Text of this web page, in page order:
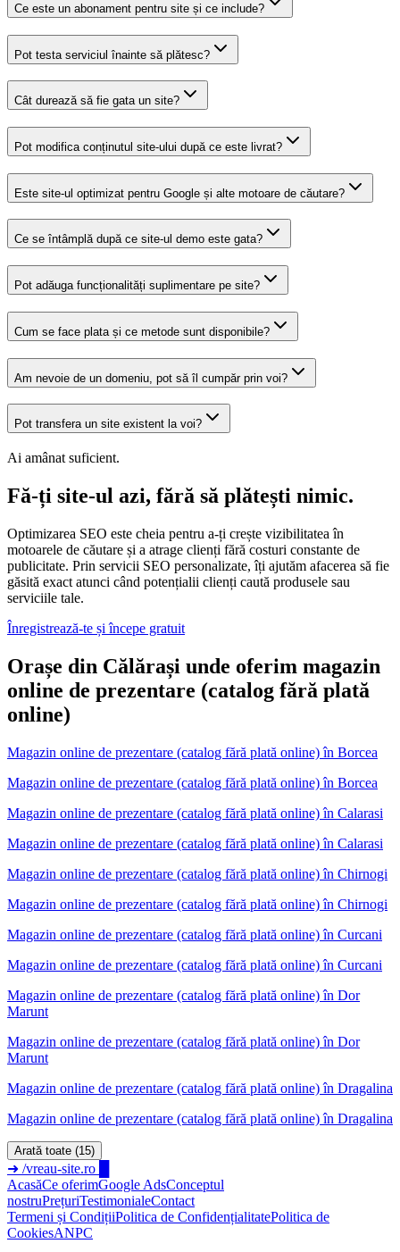
Ce este un abonament pentru site și ce include?
Pot testa serviciul înainte să plătesc?
Cât durează să fie gata un site?
Pot modifica conținutul site-ului după ce este livrat?
Este site-ul optimizat pentru Google și alte motoare de căutare?
Ce se întâmplă după ce site-ul demo este gata?
Pot adăuga funcționalități suplimentare pe site?
Cum se face plata și ce metode sunt disponibile?
Am nevoie de un domeniu, pot să îl cumpăr prin voi?
Pot transfera un site existent la voi?
Ai amânat suficient.
Fă-ți site-ul azi, fără să plătești nimic.
Optimizarea SEO este cheia pentru a-ți crește vizibilitatea în
motoarele de căutare și a atrage clienți fără costuri constante de
publicitate. Prin servicii SEO personalizate, îți ajutăm afacerea să fie
găsită exact atunci când potențialii clienți caută produsele sau
serviciile tale.
Înregistrează-te și începe gratuit
Orașe din Călărași unde oferim magazin
online de prezentare (catalog fără plată
online)
Magazin online de prezentare (catalog fără plată online)în Borcea
Magazin online de prezentare (catalog fără plată online) în Borcea
Magazin online de prezentare (catalog fără plată online)în Calarasi
Magazin online de prezentare (catalog fără plată online) în Calarasi
Magazin online de prezentare (catalog fără plată online)în Chirnogi
Magazin online de prezentare (catalog fără plată online) în Chirnogi
Magazin online de prezentare (catalog fără plată online)în Curcani
Magazin online de prezentare (catalog fără plată online) în Curcani
Magazin online de prezentare (catalog fără plată online)în Dor
Marunt
Magazin online de prezentare (catalog fără plată online) în Dor
Marunt
Magazin online de prezentare (catalog fără plată online)în Dragalina
Magazin online de prezentare (catalog fără plată online) în Dragalina
Arată toate (15)
➜ /vreau-site.ro
AcasăCe oferimGoogle AdsConceptul
nostruPrețuriTestimonialeContact
Termeni și CondițiiPolitica de ConfidențialitatePolitica de
CookiesANPC